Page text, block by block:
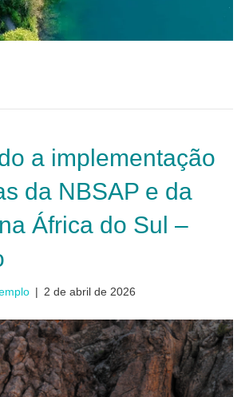
a implementação
da NBSAP e da
África do Sul –
| 2 de abril de 2026